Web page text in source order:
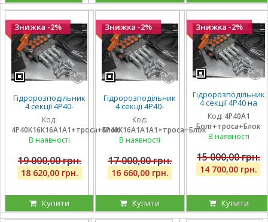
Знижка -2%
Гідророзподільник
4 секції 4Р40-
К16К16А1А1 з
плаваючими на 2
секції, троса та
блок важелів на 4
Код:
4Р40К16К16А1А1+троса+Блок
В наявності
19 000,00 грн.
18 620,00 грн.
Купити
Знижка -2%
Гідророзподільник
4 секції 4Р40-
К16А1А1А1 з однією
плаваючою
секцією, троса та
блок важелів
Код:
4Р40К16А1А1А1+троса+Блок
В наявності
17 000,00 грн.
16 660,00 грн.
Купити
Знижка -2%
Гідророзподільник
4 секції 4Р40 на
навантажувач
(без плаваючих
секцій), троса та
блок важелів,
Код: 4Р40А1
Болг+троса+Блок
В наявності
15 000,00 грн.
14 700,00 грн.
Купити